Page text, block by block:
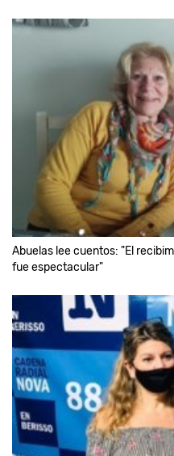
Abuelas lee cuentos: "El
fue espectacular"